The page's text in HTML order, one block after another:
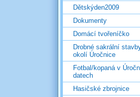
Dětskýden2009
Dokumenty
Domácí tvořeníčko
Drobné sakrální
okolí Úročnice
Fotbal/kopaná v
datech
Hasičské zbrojnice